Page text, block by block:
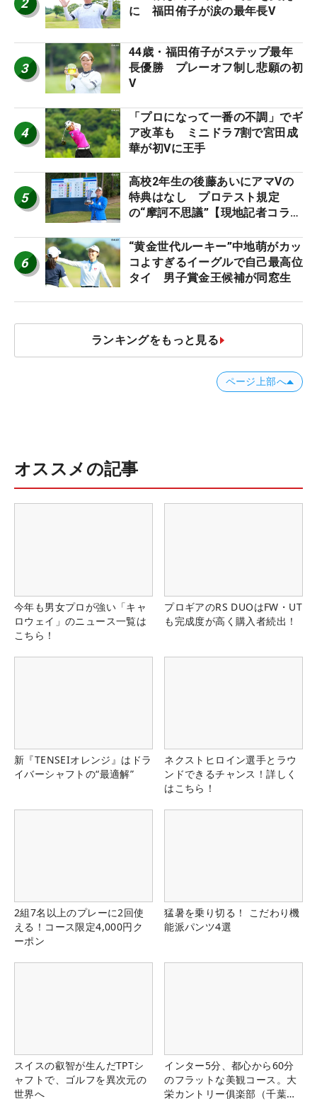
2
に 福田侑子が涙の最年長V
3
44歳・福田侑子がステップ最年
長優勝 プレーオフ制し悲願の初
V
4
「プロになって一番の不調」でギ
ア改革も ミニドラ7割で宮田成
華が初Vに王手
5
高校2年生の後藤あいにアマVの
特典はなし プロテスト規定
の“摩訶不思議”【現地記者コラ
6
“黄金世代ルーキー”中地萌がカッ
コよすぎるイーグルで自己最高位
タイ 男子賞金王候補が同窓生
ランキングをもっと見る
ページ上部へ
オススメの記事
今年も男女プロが強い「キャ
ロウェイ」のニュース一覧は
こちら！
プロギアのRS DUOはFW・UT
も完成度が高く購入者続出！
新『TENSEIオレンジ』はドラ
イバーシャフトの“最適解”
ネクストヒロイン選手とラウ
ンドできるチャンス！詳しく
はこちら！
2組7名以上のプレーに2回使
える！コース限定4,000円ク
ーポン
猛暑を乗り切る！ こだわり機
能派パンツ4選
スイスの叡智が生んだTPTシ
ャフトで、ゴルフを異次元の
世界へ
インター5分、都心から60分
のフラットな美観コース。大
栄カントリー俱楽部（千葉